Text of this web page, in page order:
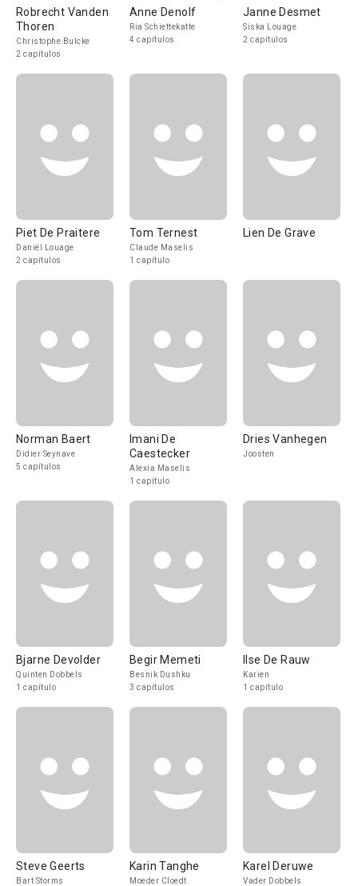
Robrecht Vanden
Thoren
Christophe Bulcke
2 capítulos
Anne Denolf
Ria Schiettekatte
4 capítulos
Janne Desmet
Siska Louage
2 capítulos
Piet De Praitere
Daniël Louage
2 capítulos
Tom Ternest
Claude Maselis
1 capítulo
Lien De Grave
Norman Baert
Didier Seynave
5 capítulos
Imani De
Caestecker
Alexia Maselis
1 capítulo
Dries Vanhegen
Joosten
Bjarne Devolder
Quinten Dobbels
1 capítulo
Begir Memeti
Besnik Dushku
3 capítulos
Ilse De Rauw
Karien
1 capítulo
Steve Geerts
Bart Storms
Karin Tanghe
Moeder Cloedt
Karel Deruwe
Vader Dobbels